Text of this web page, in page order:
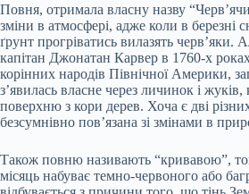
Повня, отримала власну назву
зміни в атмосфері, адже коли в березні
ґрунт прогріватись вилазять черв’яки.
капітан Джонатан Карвер в 1760-х
корінних народів Північної Америки,
з’явилась власне через личинок і
поверхню з кори дерев. Хоча є дві різних
безсумнівно пов’язана зі змінами в
Також повню називають “кривавою”,
місяць набуває темно-червоного або